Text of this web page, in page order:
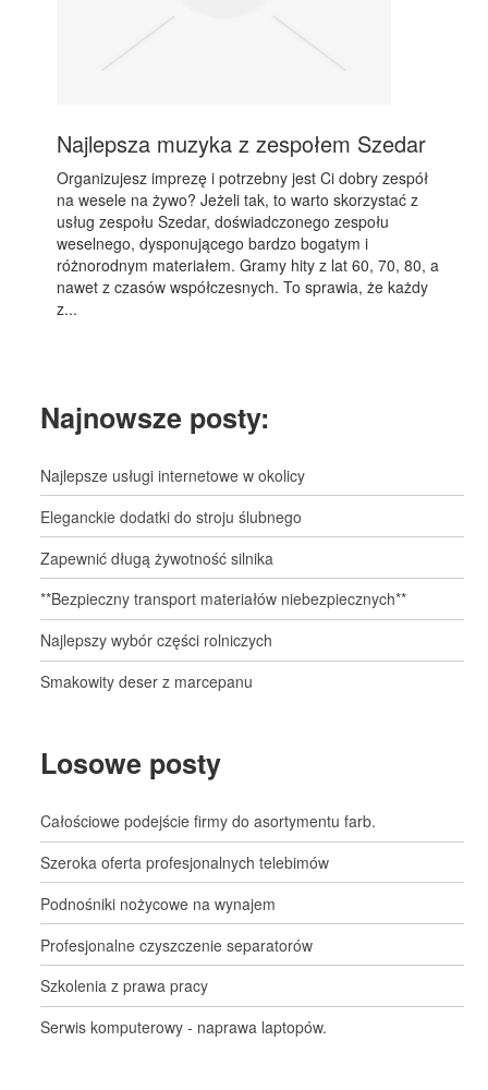
Najlepsza muzyka z zespołem Szedar
Organizujesz imprezę i potrzebny jest Ci dobry zespół
na wesele na żywo? Jeżeli tak, to warto skorzystać z
usług zespołu Szedar, doświadczonego zespołu
weselnego, dysponującego bardzo bogatym i
różnorodnym materiałem. Gramy hity z lat 60, 70, 80, a
nawet z czasów współczesnych. To sprawia, że każdy
z...
Najnowsze posty:
Najlepsze usługi internetowe w okolicy
Eleganckie dodatki do stroju ślubnego
Zapewnić długą żywotność silnika
**Bezpieczny transport materiałów niebezpiecznych**
Najlepszy wybór części rolniczych
Smakowity deser z marcepanu
Losowe posty
Całościowe podejście firmy do asortymentu farb.
Szeroka oferta profesjonalnych telebimów
Podnośniki nożycowe na wynajem
Profesjonalne czyszczenie separatorów
Szkolenia z prawa pracy
Serwis komputerowy - naprawa laptopów.